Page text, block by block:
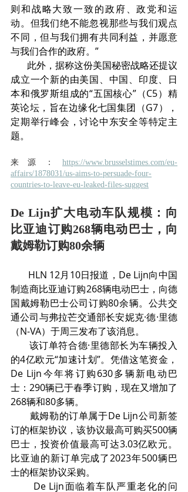
则和战略大致一致的政府、政党和运
动。但我们绝不能忽视那些与我们观点
不同，但与我们拥有共同利益，并愿意
与我们合作的政府。”
此外，据称这份美国秘密战略还提议
成立一个新的由美国、中国、印度、日
本和俄罗斯组成的“五国核心”（C5）精
英论坛，旨在边缘化七国集团（G7），
定期举行峰会，讨论中东安全等特定主
题。
来源： https://www.brusselstimes.com/eu-
affairs/1878031/us-aims-to-persuade-four-
countries-to-leave-eu-leaked-files-suggest
De Lijn扩大电动车队规模：向
比亚迪订购268辆电动巴士，向
戴姆勒订购80余辆
HLN 12月10日报道，De Lijn向中国
制造商比亚迪订购268辆电动巴士，向德
国戴姆勒巴士公司订购80余辆。公共交
通公司与弗拉芒交通部长安妮克·德·里德
（N-VA）于周三发布了该消息。
该订单符合德·里德部长为车辆投入
的4亿欧元“加速计划”。凭借这笔资金，
De Lijn今年将订购630多辆新电动巴
士：290辆已于春季订购，现在又增加了
268辆和80多辆。
戴姆勒的订单属于De Lijn公司新签
订的框架协议，该协议最高可购买500辆
巴士，投资价值最高可达3.03亿欧元。
比亚迪的新订单完成了2023年500辆巴
士的框架协议采购。
De Lijn面临着车队严重老化的问